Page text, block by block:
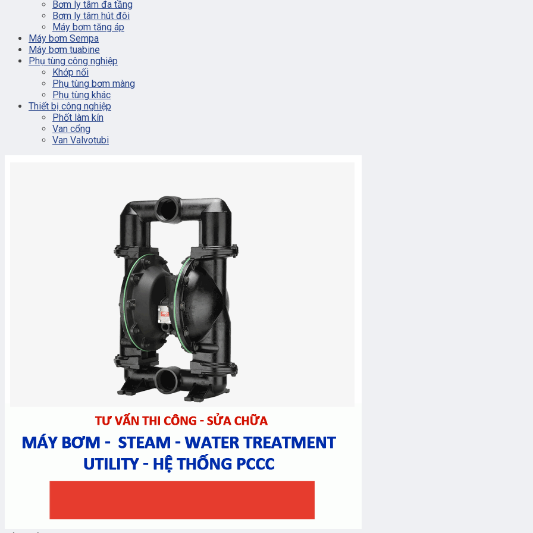
Bơm ly tâm đa tầng
Bơm ly tâm hút đôi
Máy bơm tăng áp
Máy bơm Sempa
Máy bơm tuabine
Phụ tùng công nghiệp
Khớp nối
Phụ tùng bơm màng
Phụ tùng khác
Thiết bị công nghiệp
Phốt làm kín
Van cổng
Van Valvotubi